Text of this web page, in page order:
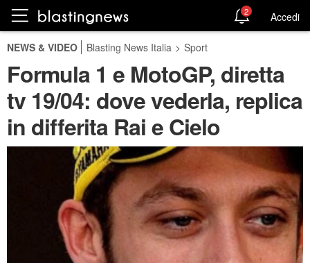
2 Accedi
NEWS & VIDEO Blasting News Italia > Sport
Formula 1 e MotoGP, diretta
tv 19/04: dove vederla, replica
in differita Rai e Cielo